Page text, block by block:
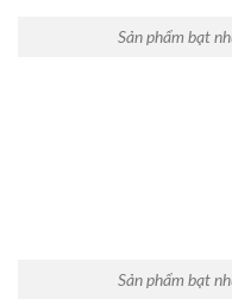
Sản phẩm bạt
Sản phẩm bạt